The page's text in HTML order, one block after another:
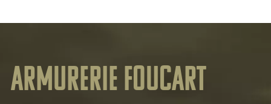
Armurerie Foucart